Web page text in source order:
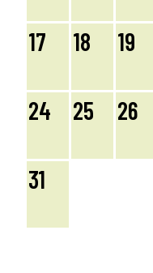
17 18 19
24 25 26
31